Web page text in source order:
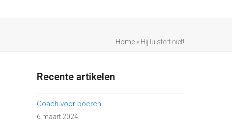
Home » Hij luistert niet!
Recente artikelen
Coach voor boeren
6 maart 2024